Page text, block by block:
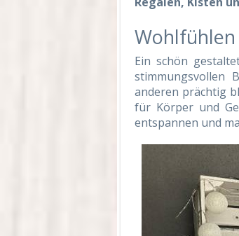
Ein schön
stimmungsvollen
anderen prächtig
für Körper und
entspannen und